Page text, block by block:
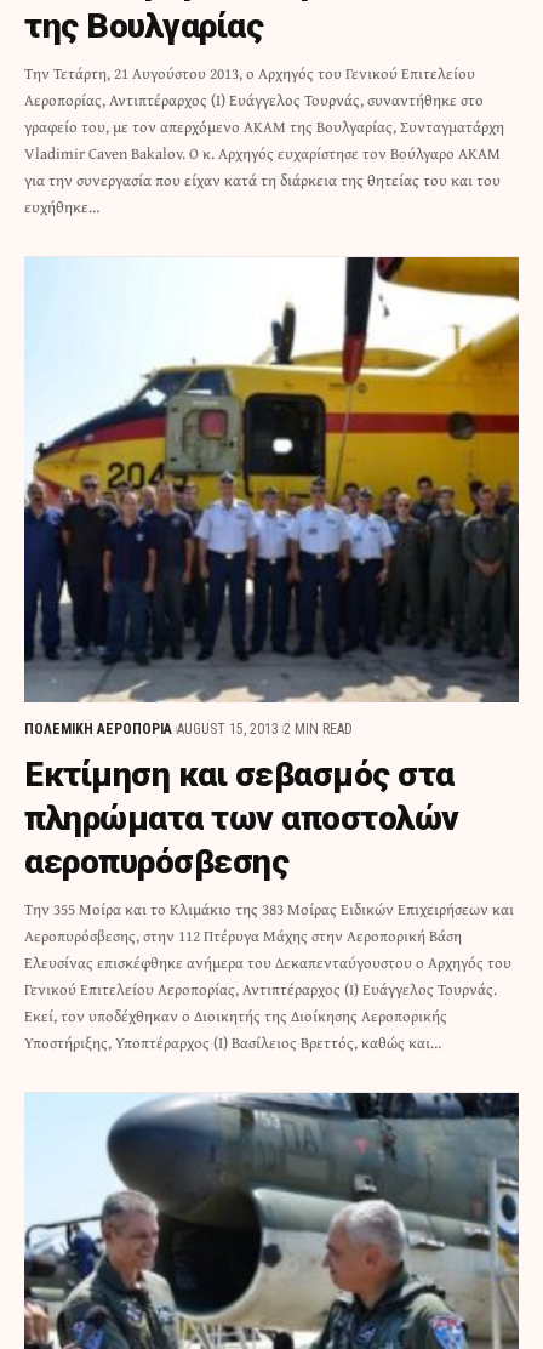
της Βουλγαρίας
Την Τετάρτη, 21 Αυγούστου 2013, ο Αρχηγός του Γενικού Επιτελείου
Αεροπορίας, Αντιπτέραρχος (Ι) Ευάγγελος Τουρνάς, συναντήθηκε στο
γραφείο του, με τον απερχόμενο ΑΚΑΜ της Βουλγαρίας, Συνταγματάρχη
Vladimir Caven Bakalov. Ο κ. Αρχηγός ευχαρίστησε τον Βούλγαρο ΑΚΑΜ
για την συνεργασία που είχαν κατά τη διάρκεια της θητείας του και του
ευχήθηκε…
ΠΟΛΕΜΙΚΗ ΑΕΡΟΠΟΡΙΑ AUGUST 15, 2013 2 MIN READ
Εκτίμηση και σεβασμός στα
πληρώματα των αποστολών
αεροπυρόσβεσης
Την 355 Μοίρα και το Κλιμάκιο της 383 Μοίρας Ειδικών Επιχειρήσεων και
Αεροπυρόσβεσης, στην 112 Πτέρυγα Μάχης στην Αεροπορική Βάση
Ελευσίνας επισκέφθηκε ανήμερα του Δεκαπενταύγουστου ο Αρχηγός του
Γενικού Επιτελείου Αεροπορίας, Αντιπτέραρχος (Ι) Ευάγγελος Τουρνάς.
Εκεί, τον υποδέχθηκαν ο Διοικητής της Διοίκησης Αεροπορικής
Υποστήριξης, Υποπτέραρχος (Ι) Βασίλειος Βρεττός, καθώς και…